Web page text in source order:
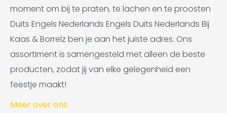
moment om bij te praten, te lachen en te proosten
Duits Engels Nederlands Engels Duits Nederlands Bij
Kaas & Borrelz ben je aan het juiste adres. Ons
assortiment is samengesteld met alleen de beste
producten, zodat jij van elke gelegenheid een
feestje maakt!
Meer over ons